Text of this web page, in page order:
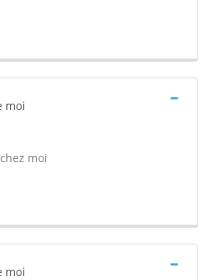
moi
moi
moi